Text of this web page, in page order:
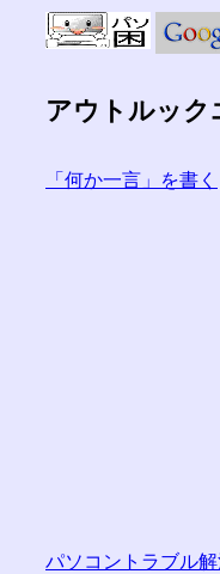
アウトルック
「何か一言」を書く
パソコントラブル